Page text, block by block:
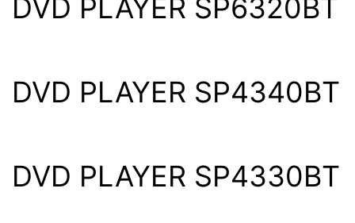
DVD PLAYER SP6320BT
DVD PLAYER SP4340BT
DVD PLAYER SP4330BT